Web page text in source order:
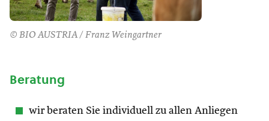
© BIO AUSTRIA / Franz Weingartner
Beratung
wir beraten Sie individuell zu allen Anliegen